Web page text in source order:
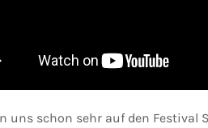
uns schon sehr auf den